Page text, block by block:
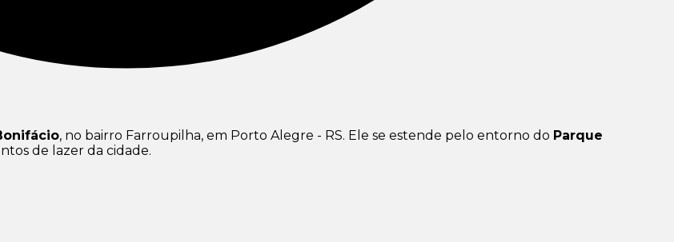
, no bairro Farroupilha, em Porto Alegre - RS. Ele se estende pelo entorno do Parque
de lazer da cidade.